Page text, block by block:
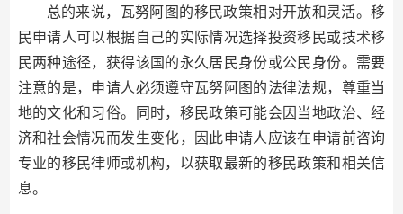
总的来说，瓦努阿图的移民政策相对开放和灵活。移
民申请人可以根据自己的实际情况选择投资移民或技术移
民两种途径，获得该国的永久居民身份或公民身份。需要
注意的是，申请人必须遵守瓦努阿图的法律法规，尊重当
地的文化和习俗。同时，移民政策可能会因当地政治、经
济和社会情况而发生变化，因此申请人应该在申请前咨询
专业的移民律师或机构，以获取最新的移民政策和相关信
息。